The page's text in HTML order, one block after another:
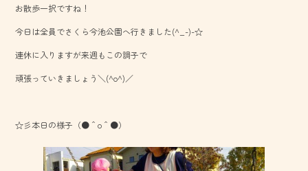
b
o
ok
お散歩一択ですね！
今日は全員でさくら今池公園へ行きました(^_-)-☆
連休に入りますが来週もこの調子で
頑張っていきましょう＼(^o^)／
☆彡本日の様子（●＾o＾●）